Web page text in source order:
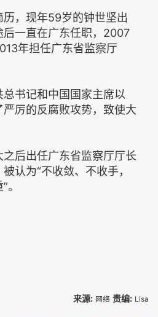
，现年59岁的钟世坚出
后一直在广东任职，2007
年担任广东省监察厅
书记和中国国家主席以
厉的反腐败攻势，致使大
后出任广东省监察厅厅长
认为“不收敛、不收手，
。
来源: 网络 责编: Lisa